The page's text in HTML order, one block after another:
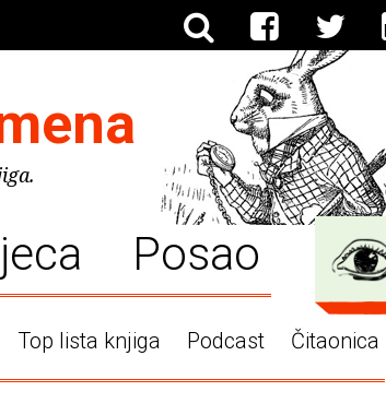
Posao
Top lista knjiga Podcast Čitaonica